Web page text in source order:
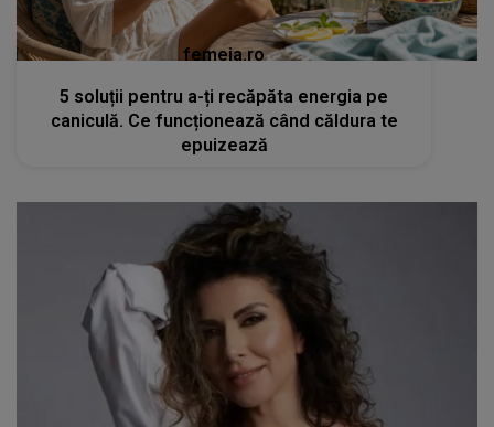
femeia.ro
5 soluții pentru a-ți recăpăta energia pe
caniculă. Ce funcționează când căldura te
epuizează